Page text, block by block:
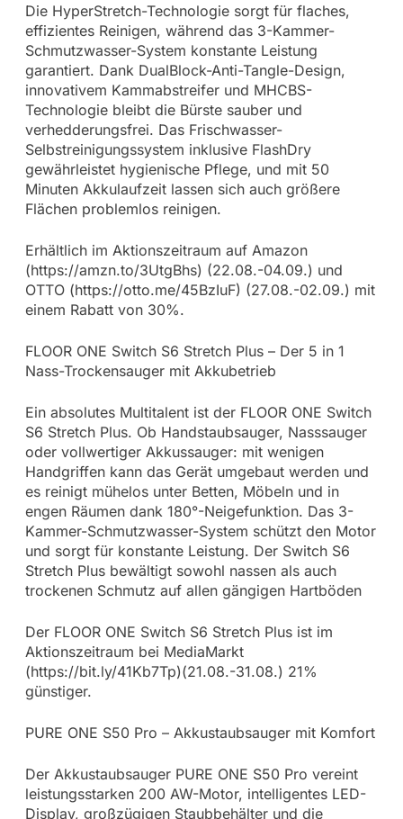
Die HyperStretch-Technologie sorgt für flaches,
effizientes Reinigen, während das 3-Kammer-
Schmutzwasser-System konstante Leistung
garantiert. Dank DualBlock-Anti-Tangle-Design,
innovativem Kammabstreifer und MHCBS-
Technologie bleibt die Bürste sauber und
verhedderungsfrei. Das Frischwasser-
Selbstreinigungssystem inklusive FlashDry
gewährleistet hygienische Pflege, und mit 50
Minuten Akkulaufzeit lassen sich auch größere
Flächen problemlos reinigen.
Erhältlich im Aktionszeitraum auf Amazon
(https://amzn.to/3UtgBhs) (22.08.-04.09.) und
OTTO (https://otto.me/45BzIuF) (27.08.-02.09.) mit
einem Rabatt von 30%.
FLOOR ONE Switch S6 Stretch Plus – Der 5 in 1
Nass-Trockensauger mit Akkubetrieb
Ein absolutes Multitalent ist der FLOOR ONE Switch
S6 Stretch Plus. Ob Handstaubsauger, Nasssauger
oder vollwertiger Akkussauger: mit wenigen
Handgriffen kann das Gerät umgebaut werden und
es reinigt mühelos unter Betten, Möbeln und in
engen Räumen dank 180°-Neigefunktion. Das 3-
Kammer-Schmutzwasser-System schützt den Motor
und sorgt für konstante Leistung. Der Switch S6
Stretch Plus bewältigt sowohl nassen als auch
trockenen Schmutz auf allen gängigen Hartböden
Der FLOOR ONE Switch S6 Stretch Plus ist im
Aktionszeitraum bei MediaMarkt
(https://bit.ly/41Kb7Tp)(21.08.-31.08.) 21%
günstiger.
PURE ONE S50 Pro – Akkustaubsauger mit Komfort
Der Akkustaubsauger PURE ONE S50 Pro vereint
leistungsstarken 200 AW-Motor, intelligentes LED-
Display, großzügigen Staubbehälter und die